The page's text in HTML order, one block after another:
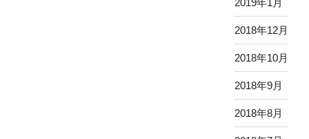
2018年12月
2018年10月
2018年9月
2018年8月